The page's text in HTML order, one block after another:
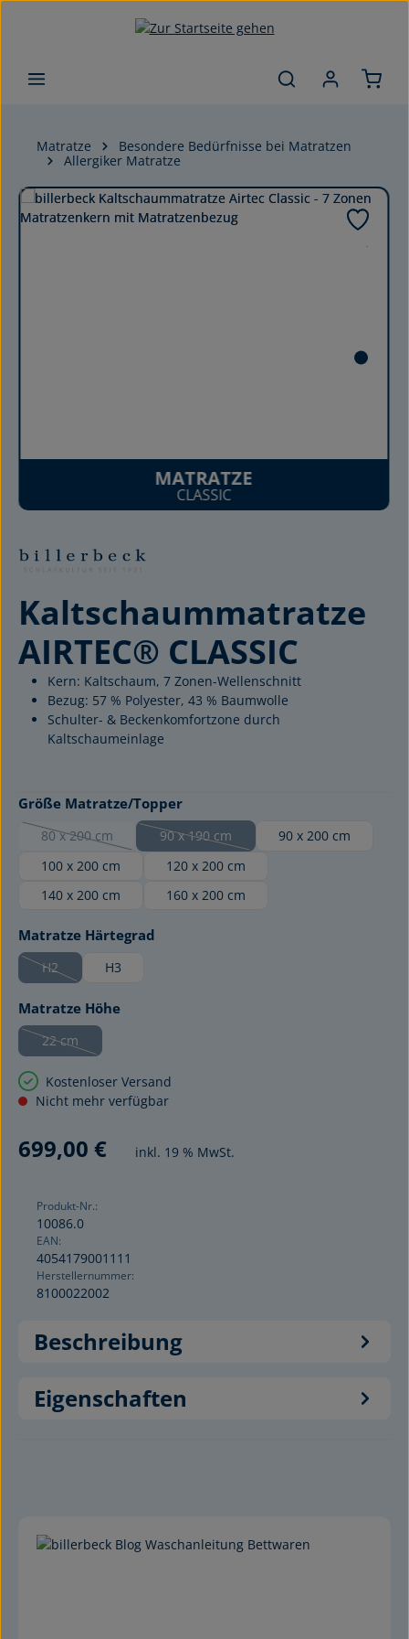
Zum Hauptinhalt springen
Matratze
Besondere Bedürfnisse bei Matratzen
Allergiker Matratze
Bildergalerie überspringen
MATRATZE
CLASSIC
Kaltschaummatratze
AIRTEC® CLASSIC
Kern: Kaltschaum, 7 Zonen-Wellenschnitt
Bezug: 57 % Polyester, 43 % Baumwolle
Schulter- & Beckenkomfortzone durch
Kaltschaumeinlage
Größe Matratze/Topperauswählen
80 x 200 cm
(Diese Option ist zurzeit nicht verfügbar.)
90 x 190 cm
(Diese Option ist zurzeit nicht verfügbar.)
90 x 200 cm
100 x 200 cm
120 x 200 cm
140 x 200 cm
160 x 200 cm
Matratze Härtegrad
H2
(Diese Option ist zurzeit nicht verfügbar.)
H3
Matratze Höheauswählen
22 cm
(Diese Option ist zurzeit nicht verfügbar.)
Kostenloser Versand
Nicht mehr verfügbar
699,00 € inkl. 19 % MwSt.
Produkt-Nr.:
10086.0
EAN:
4054179001111
Herstellernummer:
8100022002
Beschreibung
Eigenschaften